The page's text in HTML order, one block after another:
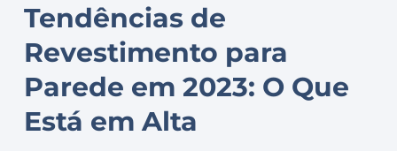
Tendências de
Revestimento para
Parede em 2023: O Que
Está em Alta